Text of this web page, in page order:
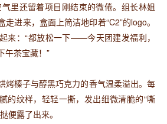
里还留着项目刚结束的微倦。组长林姐
进来，盒面上简洁地印着“C2”的logo。
来：“都放松一下——今天团建发福利，
午茶宝藏！”
烤榛子与醇黑巧克力的香气温柔溢出。每
的纹样，轻轻一撕，发出细微清脆的“嘶
便露了出来。